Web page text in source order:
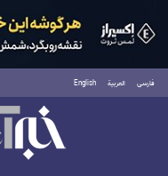
فارسی العربية English
یکشنبه ۱۸ مرداد ۱۴۰۵